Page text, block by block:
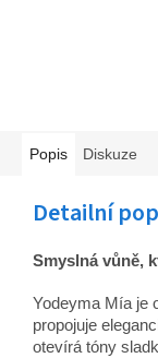
Popis Diskuze
Detailní
Smyslná vůně,
Yodeyma Mía je
propojuje
otevírá tóny